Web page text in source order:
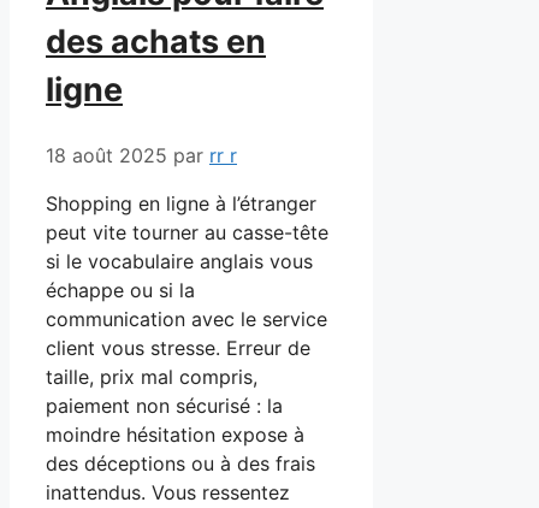
des achats en
ligne
18 août 2025 par rr r
Shopping en ligne à l’étranger
peut vite tourner au casse-tête
si le vocabulaire anglais vous
échappe ou si la
communication avec le service
client vous stresse. Erreur de
taille, prix mal compris,
paiement non sécurisé : la
moindre hésitation expose à
des déceptions ou à des frais
inattendus. Vous ressentez